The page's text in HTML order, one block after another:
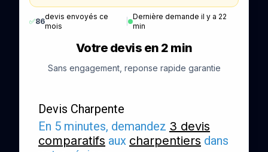
✅86
devis envoyés ce
mois
Dernière demande il y a 22
min
Votre devis en 2 min
Sans engagement, reponse rapide garantie
Devis Charpente
En 5 minutes, demandez 3 devis
comparatifs aux charpentiers dans